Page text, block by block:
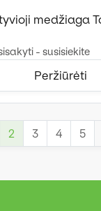
medžiaga
- susisiekite
Peržiūrėti
2 3 4 5